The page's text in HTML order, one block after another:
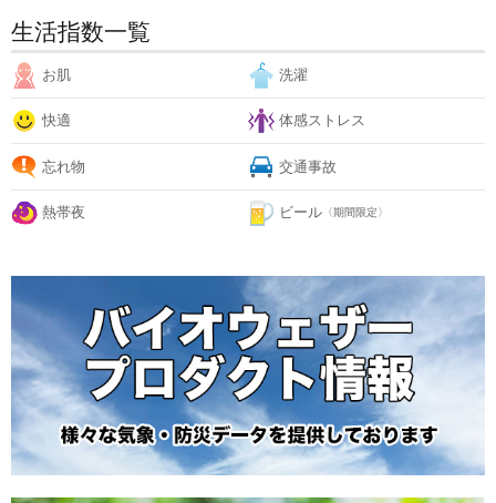
生活指数一覧
お肌 洗濯
快適 体感ストレス
忘れ物 交通事故
熱帯夜 ビール 〈期間限定〉